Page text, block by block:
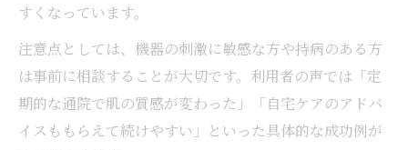
く解説
セルライト除去での費用感と保険適用の可
否について
千葉でセルライト除去を考える際の保険知
識
すくなっています。
注意点としては、機器の刺激に敏感な方や持病のある方
は事前に相談することが大切です。利用者の声では「定
期的な通院で肌の質感が変わった」「自宅ケアのアドバ
イスももらえて続けやすい」といった具体的な成功例が